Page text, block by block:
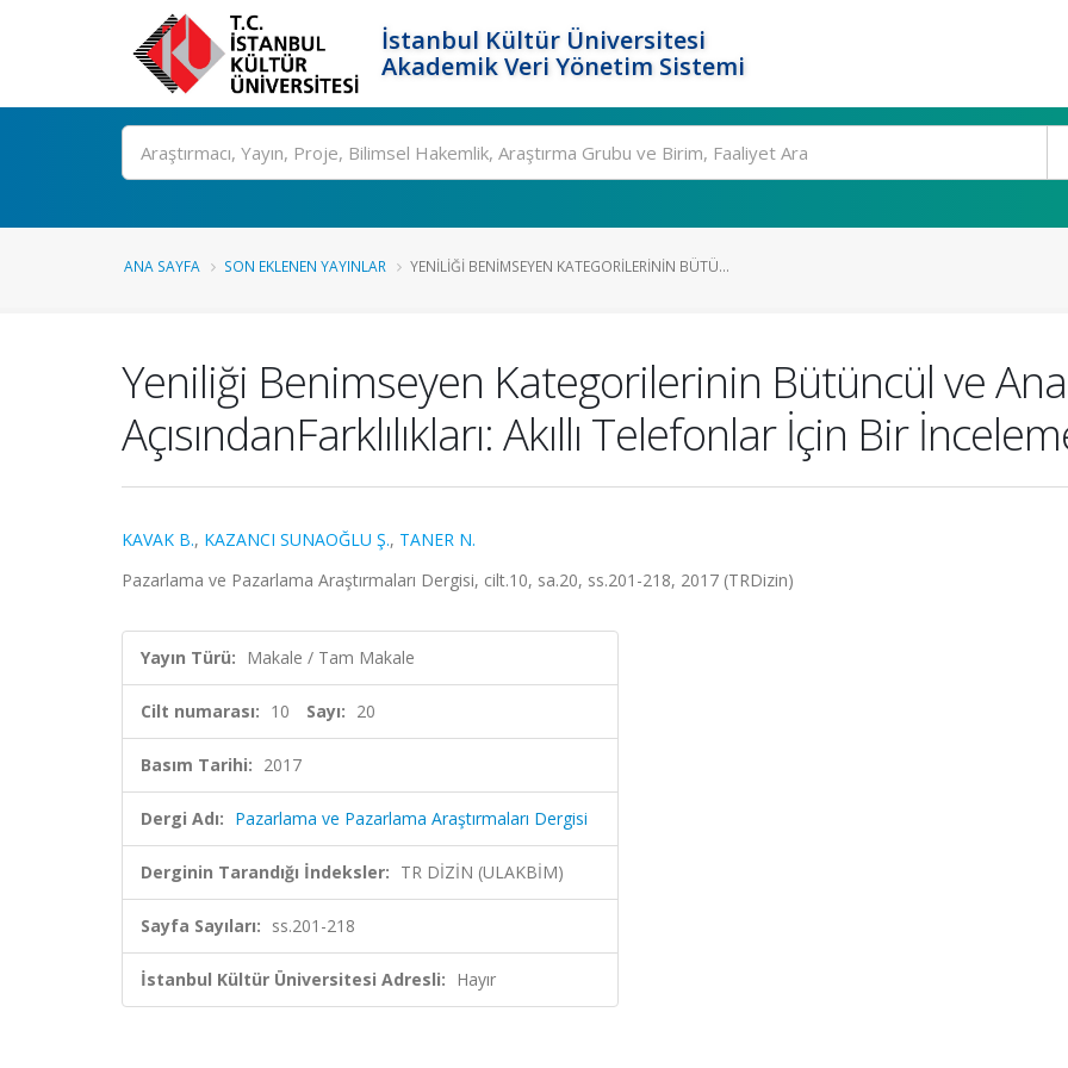
İstanbul Kültür Üniversitesi
Akademik Veri Yönetim Sistemi
Ara
ANA SAYFA SON EKLENEN YAYINLAR YENILIĞI BENIMSEYEN KATEGORILERININ BÜTÜ...
Yeniliği Benimseyen Kategorilerinin Bütüncül ve
AçısındanFarklılıkları: Akıllı Telefonlar İçin Bir
KAVAK B., KAZANCI SUNAOĞLU Ş., TANER N.
Pazarlama ve Pazarlama Araştırmaları Dergisi, cilt.10, sa.20, ss.201-218, 2017 (TRDizin)
Yayın Türü: Makale / Tam Makale
Cilt numarası: 10 Sayı: 20
Basım Tarihi: 2017
Dergi Adı: Pazarlama ve Pazarlama Araştırmaları Dergisi
Derginin Tarandığı İndeksler: TR DİZİN (ULAKBİM)
Sayfa Sayıları: ss.201-218
İstanbul Kültür Üniversitesi Adresli: Hayır